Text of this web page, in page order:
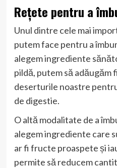
Rețete pentru a
Unul dintre cele mai
putem face pentru a
alegem ingrediente
pildă, putem să adăugăm
deserturile noastre
de digestie.
O altă modalitate de a
alegem ingrediente care
ar fi fructe proaspete și
permite să reducem